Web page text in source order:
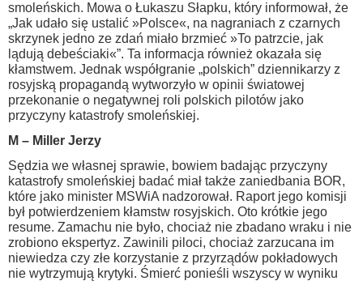
smoleńskich. Mowa o Łukaszu Słapku, który informował, że
„Jak udało się ustalić »Polsce«, na nagraniach z czarnych
skrzynek jedno ze zdań miało brzmieć »To patrzcie, jak
lądują debeściaki«”. Ta informacja również okazała się
kłamstwem. Jednak współgranie „polskich” dziennikarzy z
rosyjską propagandą wytworzyło w opinii światowej
przekonanie o negatywnej roli polskich pilotów jako
przyczyny katastrofy smoleńskiej.
M – Miller Jerzy
Sędzia we własnej sprawie, bowiem badając przyczyny
katastrofy smoleńskiej badać miał także zaniedbania BOR,
które jako minister MSWiA nadzorował. Raport jego komisji
był potwierdzeniem kłamstw rosyjskich. Oto krótkie jego
resume. Zamachu nie było, chociaż nie zbadano wraku i nie
zrobiono ekspertyz. Zawinili piloci, chociaż zarzucana im
niewiedza czy złe korzystanie z przyrządów pokładowych
nie wytrzymują krytyki. Śmierć ponieśli wszyscy w wyniku